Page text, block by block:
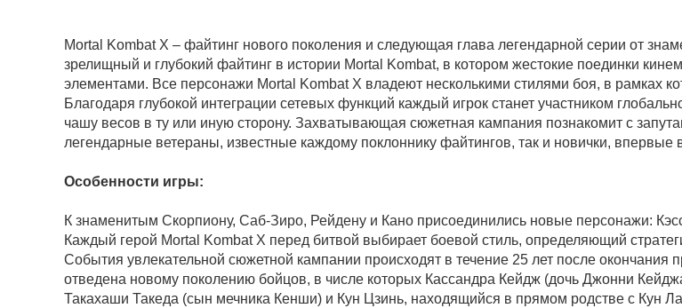
Mortal Kombat X – файтинг нового поколения и следующая глава легендарной серии от
зрелищный и глубокий файтинг в истории Mortal Kombat, в котором жестокие поединки
элементами. Все персонажи Mortal Kombat X владеют несколькими стилями боя, в рамках
Благодаря глубокой интеграции сетевых функций каждый игрок станет участником
чашу весов в ту или иную сторону. Захватывающая сюжетная кампания познакомит с
легендарные ветераны, известные каждому поклоннику файтингов, так и новички,
Особенности игры:
К знаменитым Скорпиону, Саб-Зиро, Рейдену и Кано присоединились новые персонажи:
Каждый герой Mortal Kombat X перед битвой выбирает боевой стиль, определяющий
События увлекательной сюжетной кампании происходят в течение 25 лет после
отведена новому поколению бойцов, в числе которых Кассандра Кейдж (дочь Джонни
Такахаши Такеда (сын мечника Кенши) и Кун Цзинь, находящийся в прямом родстве с Кун